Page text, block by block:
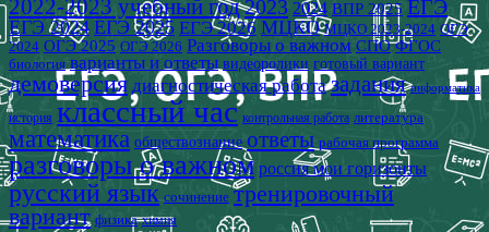
2022-2023 учебный год2023 2024 ВПР 2025 ЕГЭ
ЕГЭ 2024 ЕГЭ 2025 ЕГЭ 2026 МЦКО МЦКО 2023-2024 ОГЭ
2024 ОГЭ 2025 ОГЭ 2026 Разговоры о важном СПО ФГОС
биология варианты и ответы видеоролики готовый вариант
демоверсия диагностическая работа задания информатика
история классный час контрольная работа литература
математика обществознание ответы рабочая программа
разговоры о важном россия мои горизонты
русский язык сочинение тренировочный
вариант физика химия